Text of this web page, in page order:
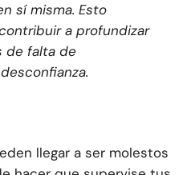
sí misma. Esto
a profundizar
de falta de
llegar a ser molestos